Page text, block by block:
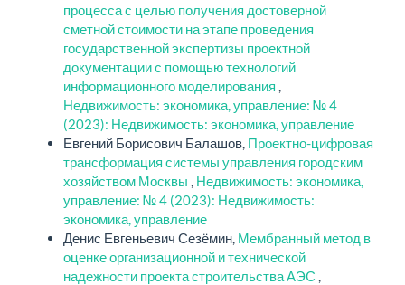
процесса с целью получения достоверной
сметной стоимости на этапе проведения
государственной экспертизы проектной
документации с помощью технологий
информационного моделирования ,
Недвижимость: экономика, управление: № 4
(2023): Недвижимость: экономика, управление
Евгений Борисович Балашов, Проектно-цифровая
трансформация системы управления городским
хозяйством Москвы , Недвижимость: экономика,
управление: № 4 (2023): Недвижимость:
экономика, управление
Денис Евгеньевич Сезёмин, Мембранный метод в
оценке организационной и технической
надежности проекта строительства АЭС ,